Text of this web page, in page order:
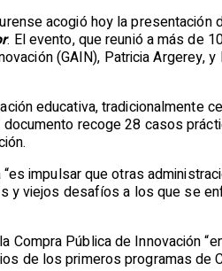
acogió hoy la presentación
. El evento, que reunió a más de
(GAIN), Patricia Argerey,
educativa, tradicionalmente
recoge 28 casos
impulsar que otras
y viejos desafíos a los que se
Pública de Innovación
de los primeros programas de